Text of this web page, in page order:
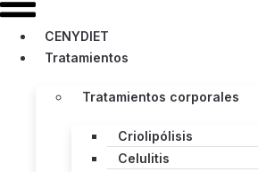
CENYDIET
Tratamientos
Tratamientos corporales
Criolipólisis
Celulitis